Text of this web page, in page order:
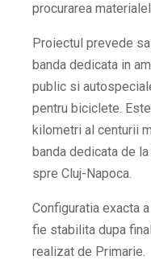
procurarea
Proiectul prevede
banda dedicata in
public si
pentru biciclete.
kilometri al centurii
banda dedicata de
spre Cluj-Napoca.
Configuratia exacta
fie stabilita dupa
realizat de Primarie.